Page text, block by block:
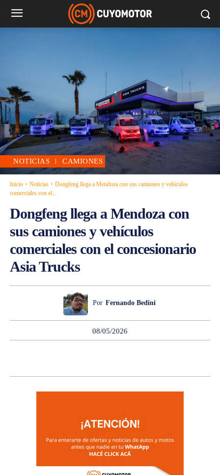
NOTICIAS CAMIONES
Inicio Noticias
Dongfeng llega a Mendoza con sus camiones y vehículos
comerciales con el...
Dongfeng llega a Mendoza con
sus camiones y vehículos
comerciales con el concesionario
Asia Trucks
Por Fernando Bedini
08/05/2026